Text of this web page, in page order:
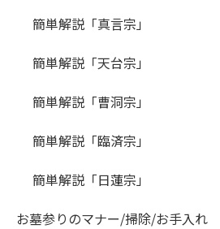
簡単解説「真言宗」
簡単解説「天台宗」
簡単解説「曹洞宗」
簡単解説「臨済宗」
簡単解説「日蓮宗」
お墓参りのマナー/掃除/お手入れ